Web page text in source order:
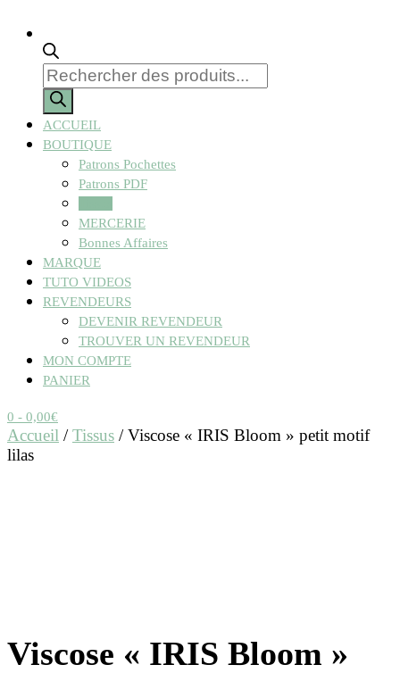
Recherche
de
produits
ACCUEIL
BOUTIQUE
Patrons Pochettes
Patrons PDF
MERCERIE
Bonnes Affaires
MARQUE
TUTO VIDEOS
REVENDEURS
DEVENIR REVENDEUR
TROUVER UN REVENDEUR
MON COMPTE
PANIER
0 - 0,00€
Accueil /Tissus / Viscose « IRIS Bloom » petit motif
lilas
Viscose « IRIS Bloom »